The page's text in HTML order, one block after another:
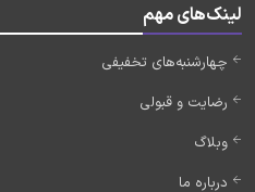
لینک‌های مهم
چهارشنبه‌های تخفیفی
رضایت و قبولی
وبلاگ
درباره ما